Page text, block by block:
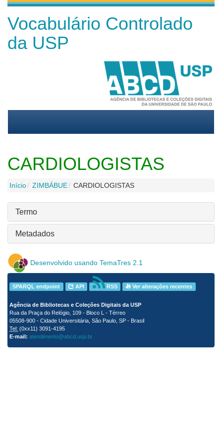
Vocabulário Controlado
da USP
CARDIOLOGISTAS
Início ZIMBÁBUE CARDIOLOGISTAS
Termo
Metadados
Desenvolvido usando TemaTres 2.1
SPARQL endpoint API RSS Ver alterações recentes
Agência de Bibliotecas e Coleções Digitais da USP
Rua da Praça do Relógio, 109 - Bloco L - Térreo
05508-900 - Cidade Universitária, São Paulo, SP - Brasil
Tel: (0xx11) 3091-4195
E-mail: atendimento@abcd.usp.br